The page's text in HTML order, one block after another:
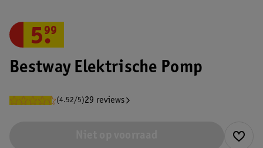
Bestway Elektrische Pomp
(4.52/5)29 reviews
5.
99